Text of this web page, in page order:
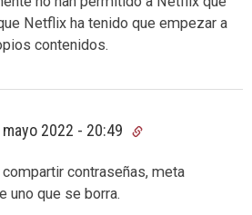
Netflix ha tenido que empezar a
contenidos.
2022 - 20:49
contraseñas, meta
uno que se borra.